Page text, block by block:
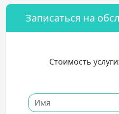
Записаться на
Стоимость услуги: